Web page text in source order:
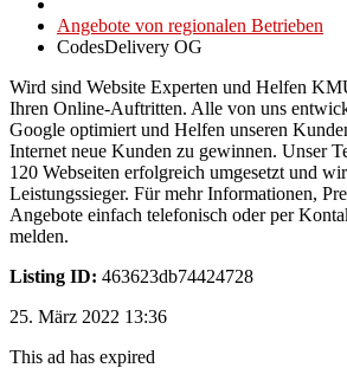
Angebote von regionalen Betrieben
CodesDelivery OG
Wird sind Website Experten und Helfen
Ihren Online-Auftritten. Alle von uns
Google optimiert und Helfen unseren
Internet neue Kunden zu gewinnen. Unser
120 Webseiten erfolgreich umgesetzt und
Leistungssieger. Für mehr Informationen,
Angebote einfach telefonisch oder per
melden.
Listing ID: 463623db74424728
25. März 2022 13:36
This ad has expired